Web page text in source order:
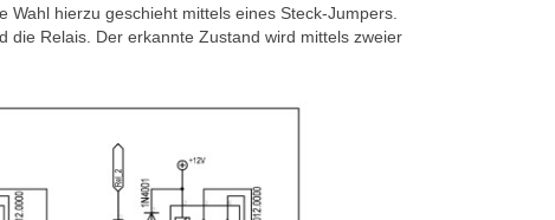
hierzu geschieht mittels eines Steck-Jumpers.
die Relais. Der erkannte Zustand wird mittels zweier